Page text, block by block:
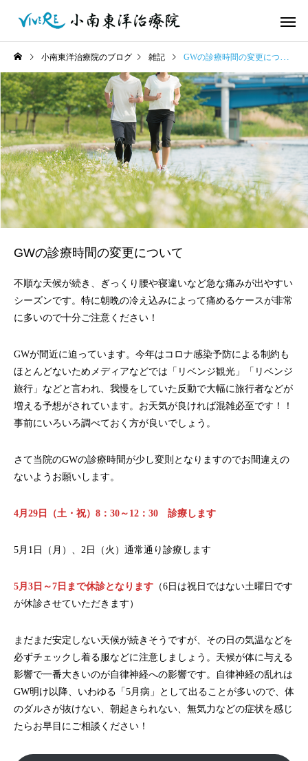
小南東洋治療院のブログ 雑記 GWの診療時間の変更について
GWの診療時間の変更について
不順な天候が続き、ぎっくり腰や寝違いなど急な痛みが出やすい
シーズンです。特に朝晩の冷え込みによって痛めるケースが非常
に多いので十分ご注意ください！
GWが間近に迫っています。今年はコロナ感染予防による制約も
ほとんどないためメディアなどでは「リベンジ観光」「リベンジ
旅行」などと言われ、我慢をしていた反動で大幅に旅行者などが
増える予想がされています。お天気が良ければ混雑必至です！！
事前にいろいろ調べておく方が良いでしょう。
さて当院のGWの診療時間が少し変則となりますのでお間違えの
ないようお願いします。
4月29日（土・祝）8：30～12：30 診療します
5月1日（月）、2日（火）通常通り診療します
5月3日～7日まで休診となります （6日は祝日ではない土曜日です
が休診させていただきます）
まだまだ安定しない天候が続きそうですが、その日の気温などを
必ずチェックし着る服などに注意しましょう。天候が体に与える
影響で一番大きいのが自律神経への影響です。自律神経の乱れは
GW明け以降、いわゆる「5月病」として出ることが多いので、体
のダルさが抜けない、朝起きられない、無気力などの症状を感じ
たらお早目にご相談ください！